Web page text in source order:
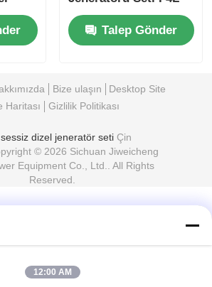
Seti
Düşük Gürültülü
Dizel Jeneratörü
Talep Gönder
Bize ulaşın
Desktop Site
Haritası
Gizlilik Politikası
sessiz dizel jeneratör seti Çin
© 2026 Sichuan Jiweicheng
Equipment Co., Ltd.. All Rights
Reserved.
12:00 AM